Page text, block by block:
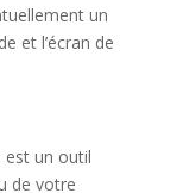
un
et l’écran de
est un outil
de votre